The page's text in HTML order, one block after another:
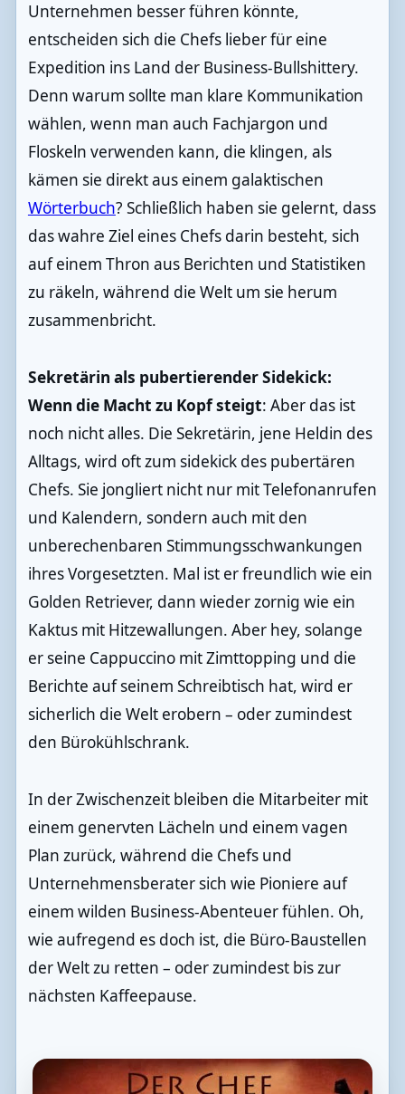
Unternehmen besser führen könnte,
entscheiden sich die Chefs lieber für eine
Expedition ins Land der Business-Bullshittery.
Denn warum sollte man klare Kommunikation
wählen, wenn man auch Fachjargon und
Floskeln verwenden kann, die klingen, als
kämen sie direkt aus einem galaktischen
Wörterbuch? Schließlich haben sie gelernt, dass
das wahre Ziel eines Chefs darin besteht, sich
auf einem Thron aus Berichten und Statistiken
zu räkeln, während die Welt um sie herum
zusammenbricht.
Sekretärin als pubertierender Sidekick:
Wenn die Macht zu Kopf steigt: Aber das ist
noch nicht alles. Die Sekretärin, jene Heldin des
Alltags, wird oft zum sidekick des pubertären
Chefs. Sie jongliert nicht nur mit Telefonanrufen
und Kalendern, sondern auch mit den
unberechenbaren Stimmungsschwankungen
ihres Vorgesetzten. Mal ist er freundlich wie ein
Golden Retriever, dann wieder zornig wie ein
Kaktus mit Hitzewallungen. Aber hey, solange
er seine Cappuccino mit Zimttopping und die
Berichte auf seinem Schreibtisch hat, wird er
sicherlich die Welt erobern – oder zumindest
den Bürokühlschrank.
In der Zwischenzeit bleiben die Mitarbeiter mit
einem genervten Lächeln und einem vagen
Plan zurück, während die Chefs und
Unternehmensberater sich wie Pioniere auf
einem wilden Business-Abenteuer fühlen. Oh,
wie aufregend es doch ist, die Büro-Baustellen
der Welt zu retten – oder zumindest bis zur
nächsten Kaffeepause.